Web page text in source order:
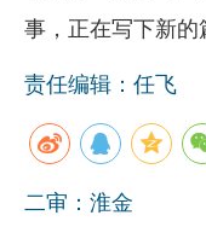
事，正在写下新的
责任编辑：任飞
二审：淮金